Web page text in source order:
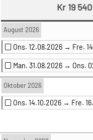
Kr 19 540
August 2026
Ons. 12.08.2026 → Fre.
Man. 31.08.2026 → Ons.
Oktober 2026
Ons. 14.10.2026 → Fre.